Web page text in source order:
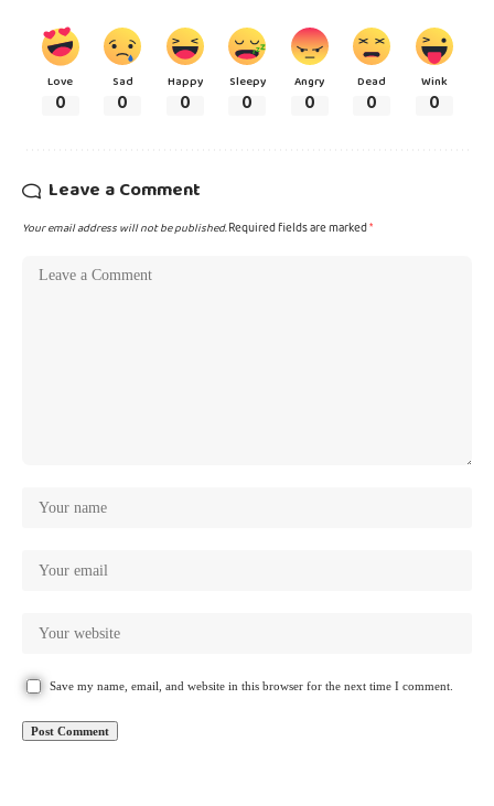
Love
0
Sad
0
Happy
0
Sleepy
0
Angry
0
Dead
0
Wink
0
Leave a Comment
Your email address will not be published.Required fields are marked*
Save my name, email, and website in this browser for the next time I comment.